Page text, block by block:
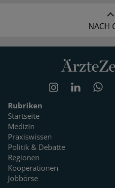
NACH
Rubriken
Startseite
Medizin
Praxiswissen
Politik & Debatte
Regionen
Kooperationen
Jobbörse